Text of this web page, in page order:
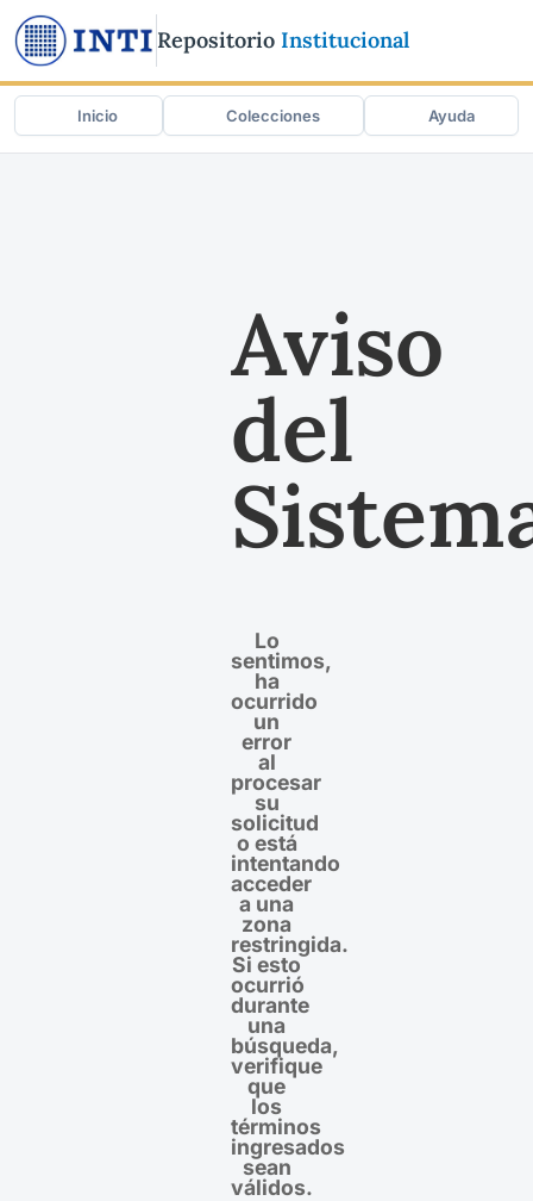
Repositorio Institucional
Inicio Colecciones Ayuda
Aviso
del
Lo
sentimos,
ha
ocurrido
un
error
al
procesar
su
solicitud
o está
intentando
acceder
a una
zona
restringida.
Si esto
ocurrió
durante
una
búsqueda,
verifique
que
los
términos
ingresados
sean
válidos.